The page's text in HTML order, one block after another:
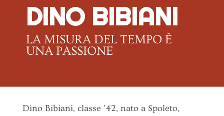
DINO BIBIANI
LA MISURA DEL TEMPO È
UNA PASSIONE
Dino Bibiani, classe ’42, nato a Spoleto,